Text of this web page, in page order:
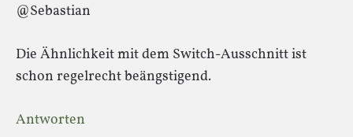
@Sebastian
Die Ähnlichkeit mit dem Switch-Ausschnitt ist
schon regelrecht beängstigend.
Antworten